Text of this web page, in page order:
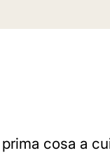
cosa a